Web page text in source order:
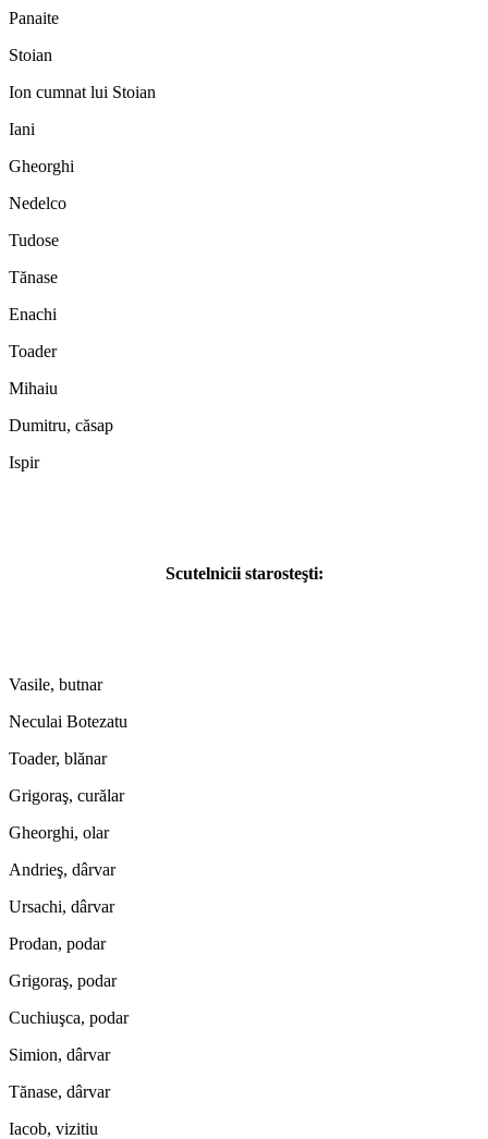
Panaite
Stoian
Ion cumnat lui Stoian
Iani
Gheorghi
Nedelco
Tudose
Tănase
Enachi
Toader
Mihaiu
Dumitru, căsap
Ispir
Scutelnicii starosteşti:
Vasile, butnar
Neculai Botezatu
Toader, blănar
Grigoraş, curălar
Gheorghi, olar
Andrieş, dârvar
Ursachi, dârvar
Prodan, podar
Grigoraş, podar
Cuchiuşca, podar
Simion, dârvar
Tănase, dârvar
Iacob, vizitiu